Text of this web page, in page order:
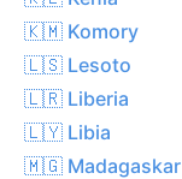
🇰🇲 Komory
🇱🇸 Lesoto
🇱🇷 Liberia
🇱🇾 Libia
🇲🇬 Madagaskar